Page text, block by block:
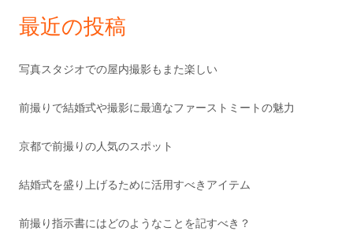
最近の投稿
写真スタジオでの屋内撮影もまた楽しい
前撮りで結婚式や撮影に最適なファーストミートの魅力
京都で前撮りの人気のスポット
結婚式を盛り上げるために活用すべきアイテム
前撮り指示書にはどのようなことを記すべき？